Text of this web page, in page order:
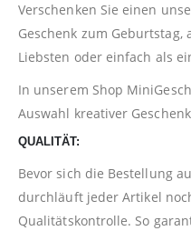
Verschenken Sie einen
Geschenk zum
Liebsten oder einfach als
In unserem Shop
Auswahl kreativer
QUALITÄT:
Bevor sich die Bestellung
durchläuft jeder Artikel
Qualitätskontrolle. So